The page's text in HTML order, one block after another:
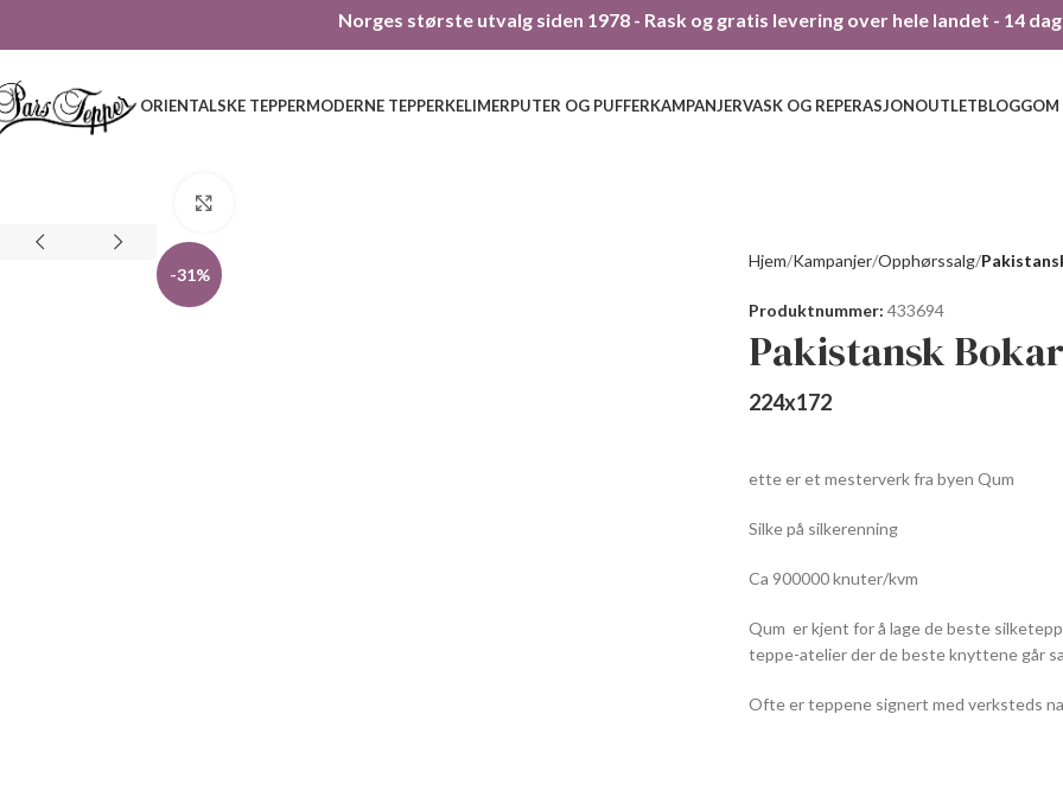
Norges største utvalg siden 1978 - Rask og gratis levering over hele landet - 14
ORIENTALSKE TEPPERMODERNE TEPPERKELIMERPUTER OG PUFFERKAMPANJERVASK OG REPERASJONOUTLETBLOGGOM
-31%
Hjem Kampanjer Opphørssalg
Produktnummer: 433694
Pakistansk
224x172
ette er et mesterverk fra byen Qum
Silke på silkerenning
Ca 900000 knuter/kvm
Qum er kjent for å lage de beste
teppe-atelier der de beste knyttene går
Ofte er teppene signert med verksteds